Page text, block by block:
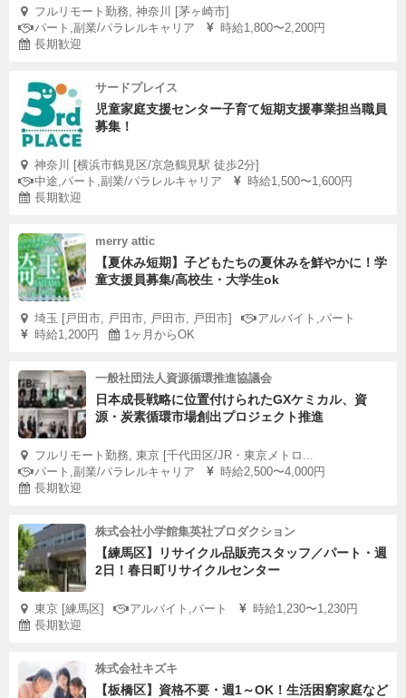
フルリモート勤務, 神奈川 [茅ヶ崎市]
パート,副業/パラレルキャリア
時給1,800〜2,200円
長期歓迎
サードプレイス
児童家庭支援センター子育て短期支援事業担当職員
募集！
神奈川 [横浜市鶴見区/京急鶴見駅 徒歩2分]
中途,パート,副業/パラレルキャリア
時給1,500〜1,600円
長期歓迎
merry attic
【夏休み短期】子どもたちの夏休みを鮮やかに！学
童支援員募集/高校生・大学生ok
埼玉 [戸田市, 戸田市, 戸田市, 戸田市]
アルバイト,パート
時給1,200円
1ヶ月からOK
一般社団法人資源循環推進協議会
日本成長戦略に位置付けられたGXケミカル、資
源・炭素循環市場創出プロジェクト推進
フルリモート勤務, 東京 [千代田区/JR・東京メトロ...
パート,副業/パラレルキャリア
時給2,500〜4,000円
長期歓迎
株式会社小学館集英社プロダクション
【練馬区】リサイクル品販売スタッフ／パート・週
2日！春日町リサイクルセンター
東京 [練馬区] アルバイト,パート
時給1,230〜1,230円
長期歓迎
株式会社キズキ
【板橋区】資格不要・週1～OK！生活困窮家庭など